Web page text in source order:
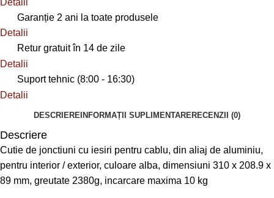
Garanție 2 ani la toate produsele
Detalii
Retur gratuit în 14 de zile
Detalii
Suport tehnic (8:00 - 16:30)
Detalii
DESCRIERE INFORMAȚII SUPLIMENTARERECENZII (0)
Descriere
Cutie de jonctiuni cu iesiri pentru cablu, din aliaj de aluminiu,
pentru interior / exterior, culoare alba, dimensiuni 310 x 208.9 x
89 mm, greutate 2380g, incarcare maxima 10 kg